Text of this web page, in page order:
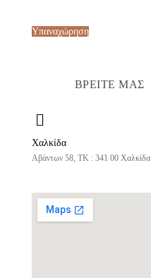
Υπαναχώρηση
ΒΡΕΙΤΕ ΜΑΣ
Χαλκίδα
Αβάντων 58, ΤΚ : 341 00 Χαλκίδα